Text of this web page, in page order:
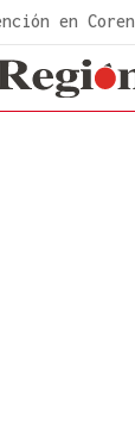
en Coren